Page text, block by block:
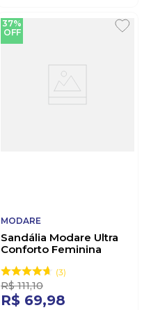
37%
OFF
MODARE
Sandália Modare Ultra
Conforto Feminina
Ouro
3
R$ 111,10
R$ 69,98